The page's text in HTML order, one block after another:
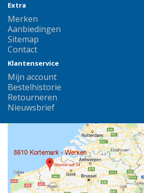
Extra
Merken
Aanbiedingen
Sitemap
Contact
Klantenservice
Mijn account
Bestelhistorie
Retourneren
Nieuwsbrief